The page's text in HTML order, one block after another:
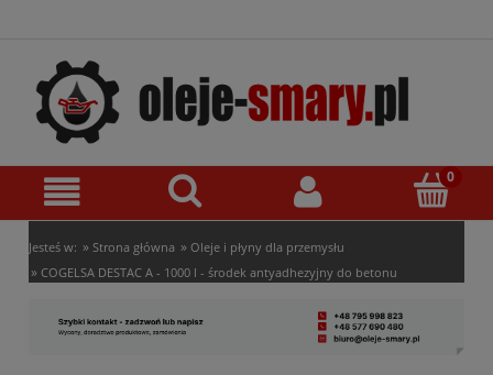
Jesteś w: » Strona główna » Oleje i płyny dla przemysłu
» COGELSA DESTAC A - 1000 l - środek antyadhezyjny do betonu